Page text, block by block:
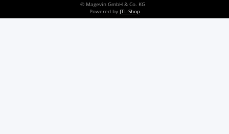
© Magevin GmbH & Co. KG
Powered by JTL-Shop